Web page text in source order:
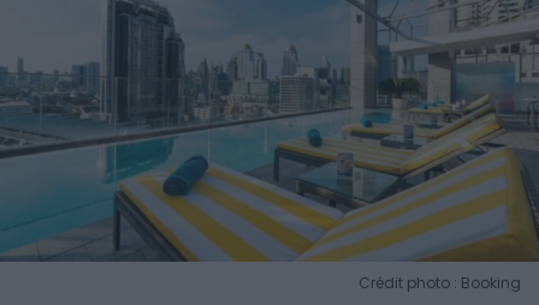
Crédit photo : Booking